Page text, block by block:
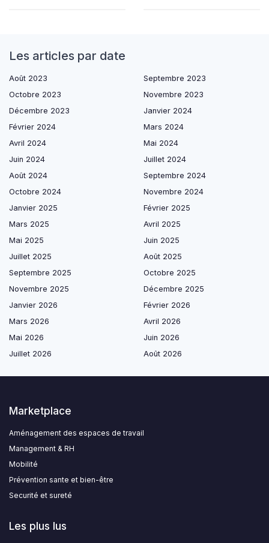
Les articles par date
Août 2023
Septembre 2023
Octobre 2023
Novembre 2023
Décembre 2023
Janvier 2024
Février 2024
Mars 2024
Avril 2024
Mai 2024
Juin 2024
Juillet 2024
Août 2024
Septembre 2024
Octobre 2024
Novembre 2024
Janvier 2025
Février 2025
Mars 2025
Avril 2025
Mai 2025
Juin 2025
Juillet 2025
Août 2025
Septembre 2025
Octobre 2025
Novembre 2025
Décembre 2025
Janvier 2026
Février 2026
Mars 2026
Avril 2026
Mai 2026
Juin 2026
Juillet 2026
Août 2026
Marketplace
Aménagement des espaces de travail
Management & RH
Mobilité
Prévention sante et bien-être
Securité et sureté
Les plus lus